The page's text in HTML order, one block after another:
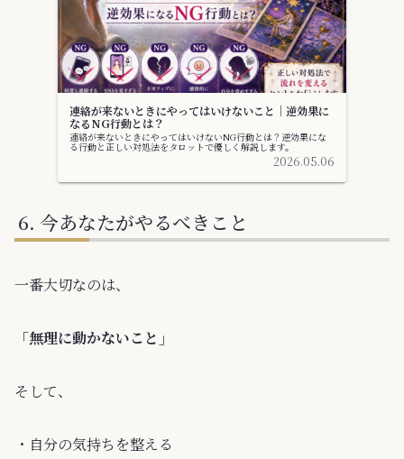
連絡が来ないときにやってはいけないこと｜逆効果に
なるNG行動とは？
連絡が来ないときにやってはいけないNG行動とは？逆効果にな
る行動と正しい対処法をタロットで優しく解説します。
2026.05.06
今あなたがやるべきこと
一番大切なのは、
「無理に動かないこと」
そして、
・自分の気持ちを整える